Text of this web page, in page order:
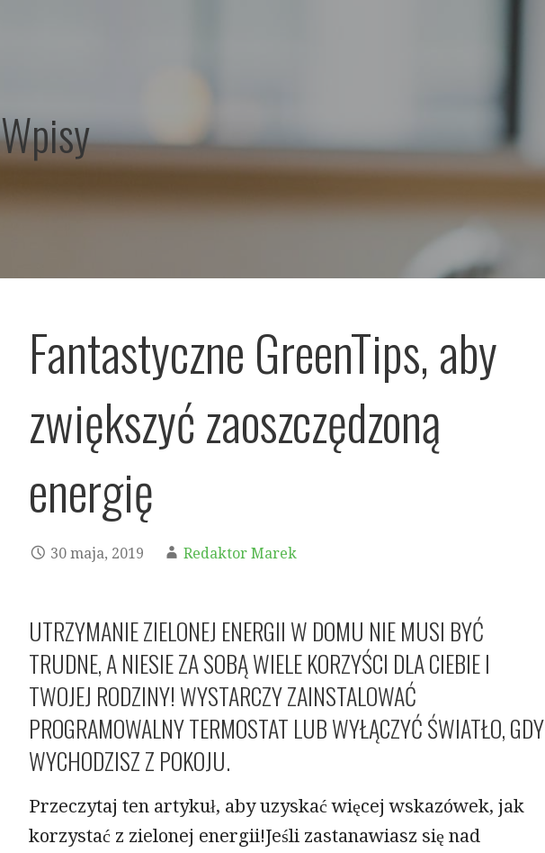
Wpisy
Fantastyczne GreenTips, aby
zwiększyć zaoszczędzoną
energię
30 maja, 2019 Redaktor Marek
UTRZYMANIE ZIELONEJ ENERGII W DOMU NIE MUSI BYĆ
TRUDNE, A NIESIE ZA SOBĄ WIELE KORZYŚCI DLA CIEBIE I
TWOJEJ RODZINY! WYSTARCZY ZAINSTALOWAĆ
PROGRAMOWALNY TERMOSTAT LUB WYŁĄCZYĆ ŚWIATŁO, GDY
WYCHODZISZ Z POKOJU.
Przeczytaj ten artykuł, aby uzyskać więcej wskazówek, jak
korzystać z zielonej energii!Jeśli zastanawiasz się nad